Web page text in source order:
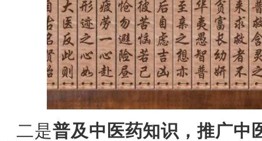
二是普及中医药知识，推广中